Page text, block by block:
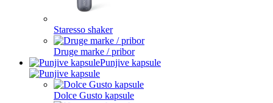
Staresso shaker
Druge marke / pribor
Punjive kapsule
Dolce Gusto kapsule